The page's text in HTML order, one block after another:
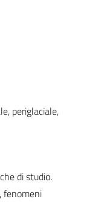
periglaciale,
di studio.
fenomeni